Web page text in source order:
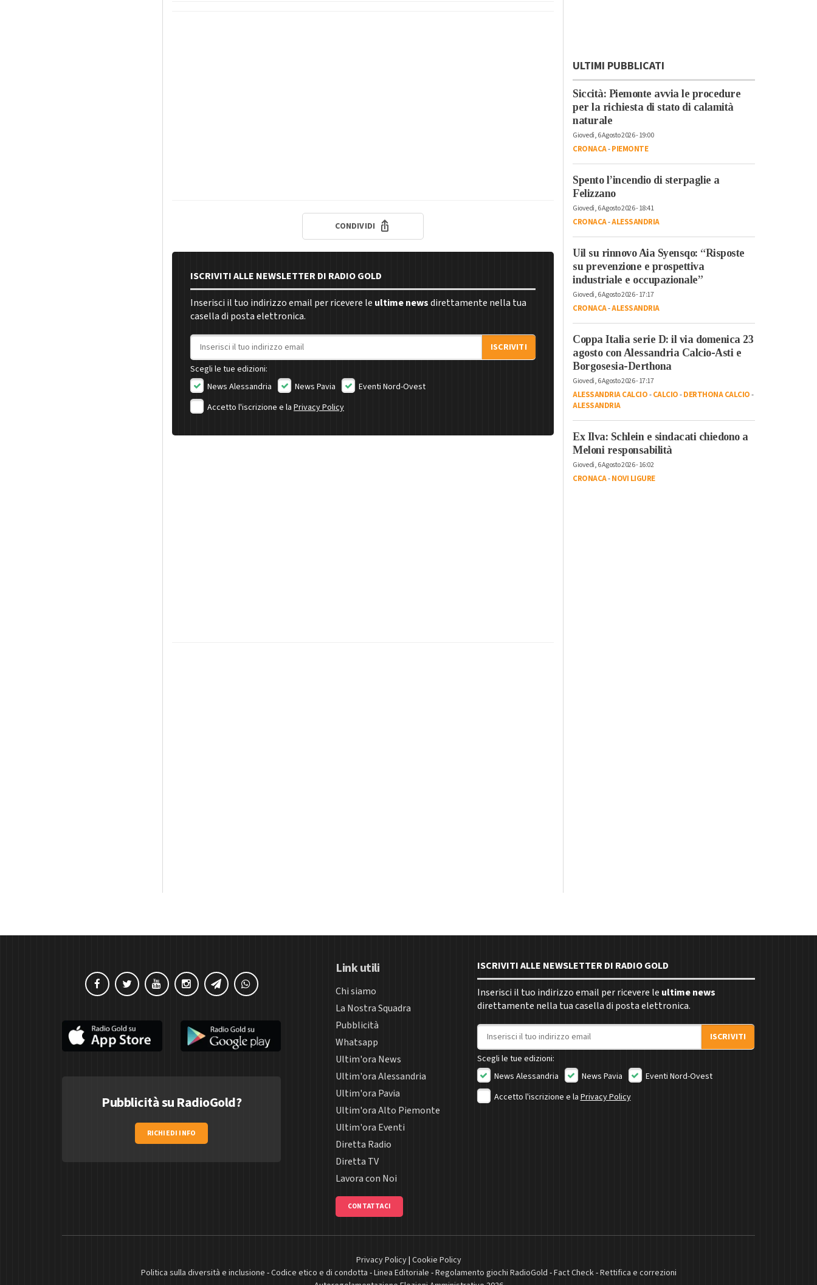
CONDIVIDI
ISCRIVITI ALLE NEWSLETTER DI RADIO GOLD
Inserisci il tuo indirizzo email per ricevere le ultime newsdirettamente nella tua
casella di posta elettronica.
Indirizzo email
ISCRIVITI
Scegli le tue edizioni:
News Alessandria
News Pavia
Eventi Nord-Ovest
Accetto l'iscrizione e la Privacy Policy
ULTIMI PUBBLICATI
Siccità: Piemonte avvia le procedure
per la richiesta di stato di calamità
naturale
Giovedì, 6 Agosto 2026 - 19:00
CRONACA-PIEMONTE
Spento l’incendio di sterpaglie a
Felizzano
Giovedì, 6 Agosto 2026 - 18:41
CRONACA-ALESSANDRIA
Uil su rinnovo Aia Syensqo: “Risposte
su prevenzione e prospettiva
industriale e occupazionale”
Giovedì, 6 Agosto 2026 - 17:17
CRONACA-ALESSANDRIA
Coppa Italia serie D: il via domenica 23
agosto con Alessandria Calcio-Asti e
Borgosesia-Derthona
Giovedì, 6 Agosto 2026 - 17:17
ALESSANDRIA CALCIO-CALCIO-DERTHONA CALCIO-
ALESSANDRIA
Ex Ilva: Schlein e sindacati chiedono a
Meloni responsabilità
Giovedì, 6 Agosto 2026 - 16:02
CRONACA-NOVI LIGURE
Pubblicità su RadioGold?
RICHIEDI INFO
Link utili
Chi siamo
La Nostra Squadra
Pubblicità
Whatsapp
Ultim'ora News
Ultim'ora Alessandria
Ultim'ora Pavia
Ultim'ora Alto Piemonte
Ultim'ora Eventi
Diretta Radio
Diretta TV
Lavora con Noi
CONTATTACI
ISCRIVITI ALLE NEWSLETTER DI RADIO GOLD
Inserisci il tuo indirizzo email per ricevere le ultime news
direttamente nella tua casella di posta elettronica.
Indirizzo email
ISCRIVITI
Scegli le tue edizioni:
News Alessandria
News Pavia
Eventi Nord-Ovest
Accetto l'iscrizione e laPrivacy Policy
Privacy Policy| Cookie Policy
Politica sulla diversità e inclusione -Codice etico e di condotta -Linea Editoriale -Regolamento giochi RadioGold -Fact Check-Rettifica e correzioni